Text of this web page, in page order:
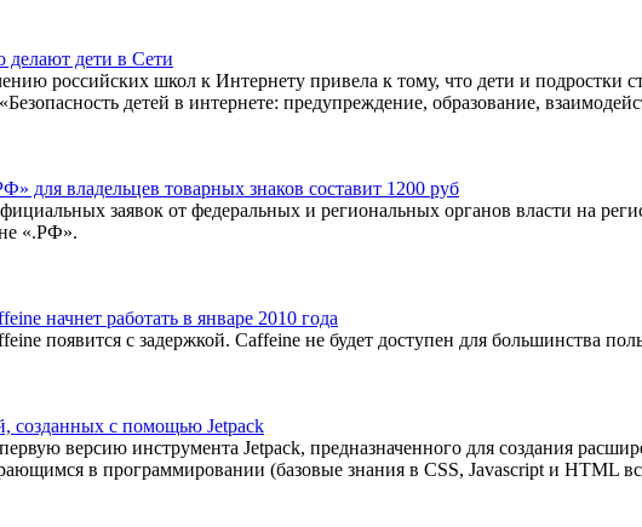
делают дети в Сети
российских школ к Интернету привела к тому, что дети и подростки
детей в интернете: предупреждение, образование,
для владельцев товарных знаков составит 1200 руб
заявок от федеральных и региональных органов власти на
«.РФ».
начнет работать в январе 2010 года
появится с задержкой. Caffeine не будет доступен для большинства
созданных с помощью Jetpack
версию инструмента Jetpack, предназначенного для создания
в программировании (базовые знания в CSS, Javascript и HTML